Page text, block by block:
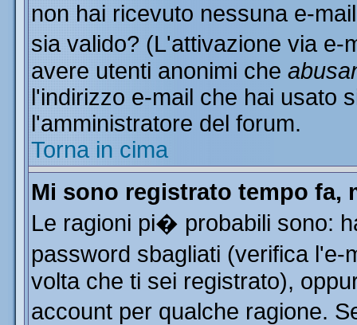
non hai ricevuto nessuna e-
sia valido? (L'attivazione via
avere utenti anonimi che
l'indirizzo e-mail che hai usato
l'amministratore del forum.
Torna in cima
Mi sono registrato tempo
Le ragioni pi� probabili sono:
password sbagliati (verifica
volta che ti sei registrato),
account per qualche ragione.